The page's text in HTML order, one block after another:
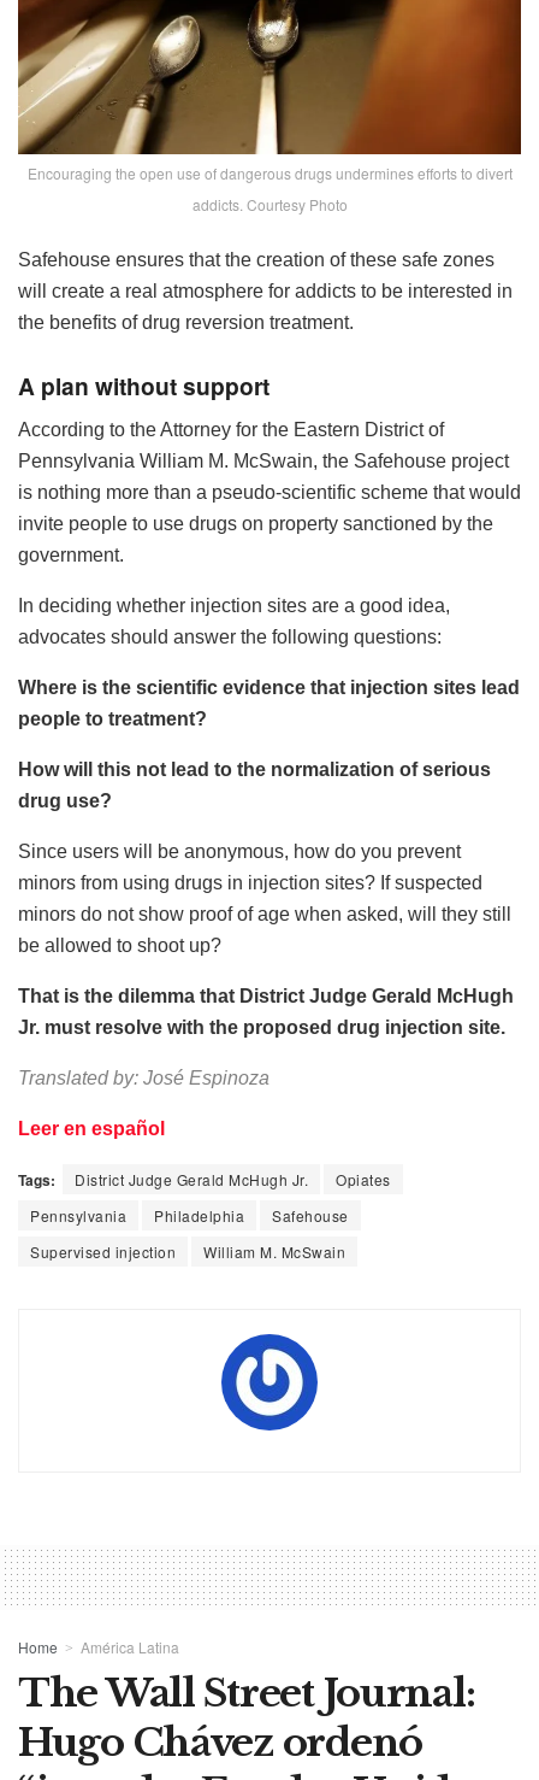
Encouraging the open use of dangerous drugs undermines efforts to divert
addicts. Courtesy Photo
Safehouse ensures that the creation of these safe zones
will create a real atmosphere for addicts to be interested in
the benefits of drug reversion treatment.
A plan without support
According to the Attorney for the Eastern District of
Pennsylvania William M. McSwain, the Safehouse project
is nothing more than a pseudo-scientific scheme that would
invite people to use drugs on property sanctioned by the
government.
In deciding whether injection sites are a good idea,
advocates should answer the following questions:
Where is the scientific evidence that injection sites lead
people to treatment?
How will this not lead to the normalization of serious
drug use?
Since users will be anonymous, how do you prevent
minors from using drugs in injection sites? If suspected
minors do not show proof of age when asked, will they still
be allowed to shoot up?
That is the dilemma that District Judge Gerald McHugh
Jr. must resolve with the proposed drug injection site.
Translated by: José Espinoza
Leer en español
Tags: District Judge Gerald McHugh Jr.
Opiates
Pennsylvania
Philadelphia
Safehouse
Supervised injection
William M. McSwain
Home América Latina
The Wall Street Journal:
Hugo Chávez ordenó